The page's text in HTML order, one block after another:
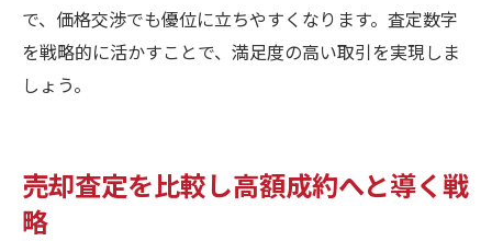
で、価格交渉でも優位に立ちやすくなります。査定数字
を戦略的に活かすことで、満足度の高い取引を実現しま
しょう。
売却査定を比較し高額成約へと導く戦
略